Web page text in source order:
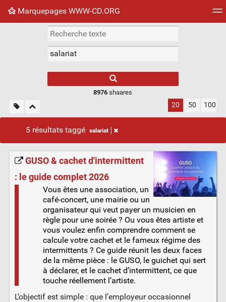
Marquepages WWW-CD.ORG
Nuage de tags Mur d'images
8976 shaares
20 50 100
5 résultats taggé salariat
GUSO & cachet d'intermittent
: le guide complet 2026
Vous êtes une association, un
café-concert, une mairie ou un
organisateur qui veut payer un musicien en
règle pour une soirée ? Ou vous êtes artiste et
vous voulez enfin comprendre comment se
calcule votre cachet et le fameux régime des
intermittents ? Ce guide réunit les deux faces
de la même pièce : le GUSO, le guichet qui sert
à déclarer, et le cachet d’intermittent, ce que
touche réellement l’artiste.
L’objectif est simple : que l’employeur occasionnel